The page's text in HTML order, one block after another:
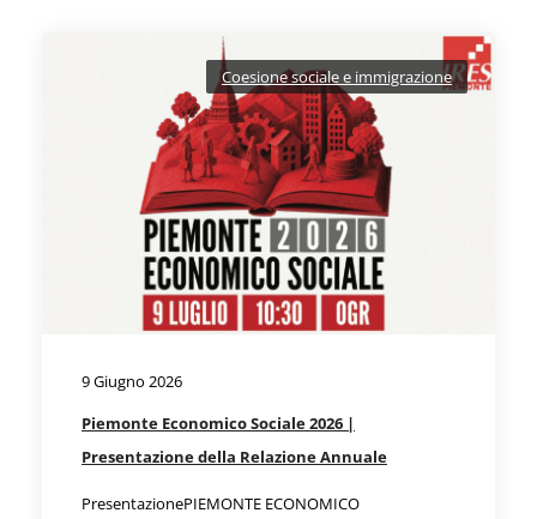
Coesione sociale e immigrazione
9 Giugno 2026
Piemonte Economico Sociale 2026 |
Presentazione della Relazione Annuale
PresentazionePIEMONTE ECONOMICO